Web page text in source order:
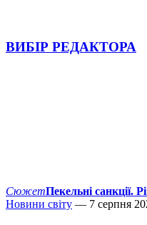
ВИБІР РЕДАКТОРА
СюжетПекельні
Новини світу — 7 серпня